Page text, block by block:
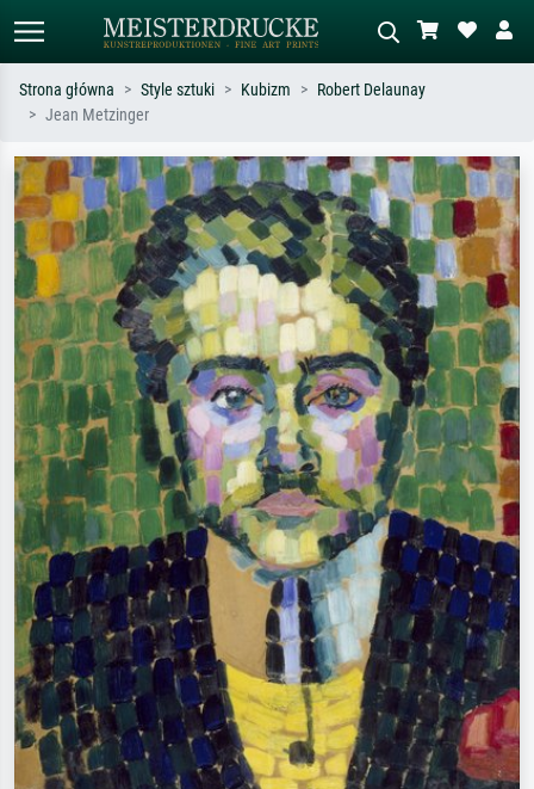
Szukaj wg artysty, tytułu lub stylu – np.
Monet, Gwiaździsta noc,
impresjonizm, fala Hokusaia, akt.
Opisz scenę – np. zielona łąka,
abstrakcja z czerwienią, ciemny olej,
stojący akt obok drzewa.
Strona główna Style sztuki Kubizm
Robert Delaunay
Jean Metzinger